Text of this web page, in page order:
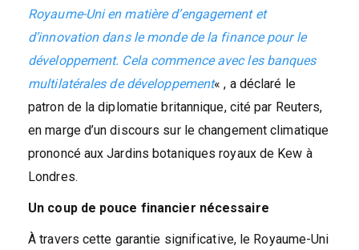
Royaume-Uni en matière d’engagement et
d’innovation dans le monde de la finance pour le
développement. Cela commence avec les banques
multilatérales de développement« , a déclaré le
patron de la diplomatie britannique, cité par Reuters,
en marge d’un discours sur le changement climatique
prononcé aux Jardins botaniques royaux de Kew à
Londres.
Un coup de pouce financier nécessaire
À travers cette garantie significative, le Royaume-Uni